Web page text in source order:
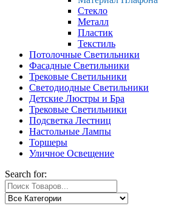
Стекло
Металл
Пластик
Текстиль
Потолочные Светильники
Фасадные Светильники
Трековые Светильники
Светодиодные Светильники
Детские Люстры и Бра
Трековые Светильники
Подсветка Лестниц
Настольные Лампы
Торшеры
Уличное Освещение
Search for: